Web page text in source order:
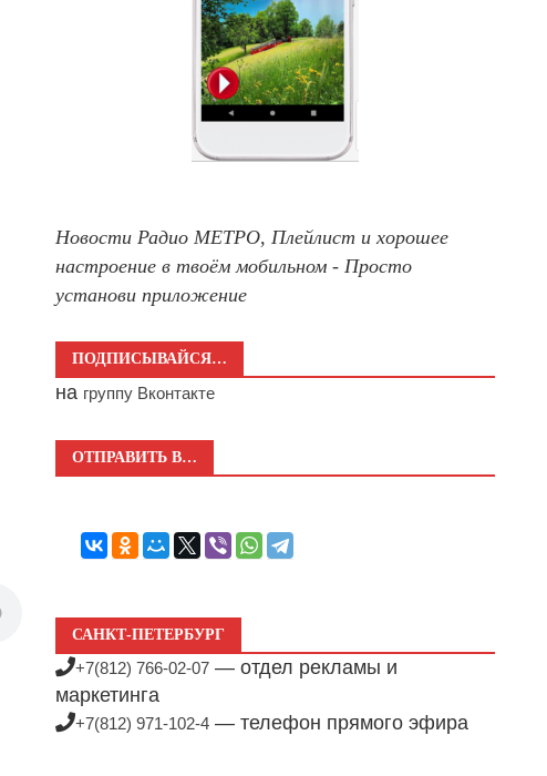
Новости Радио МЕТРО, Плейлист и хорошее
настроение в твоём мобильном - Просто
установи приложение
ПОДПИСЫВАЙСЯ…
на группу Вконтакте
ОТПРАВИТЬ В…
САНКТ-ПЕТЕРБУРГ
+7(812) 766-02-07 — отдел рекламы и
маркетинга
+7(812) 971-102-4 — телефон прямого эфира